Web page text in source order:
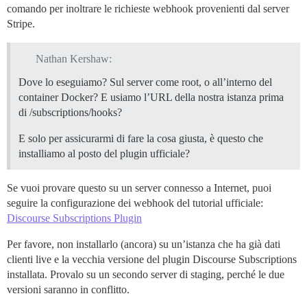
comando per inoltrare le richieste webhook provenienti dal server
Stripe.
Nathan Kershaw:
Dove lo eseguiamo? Sul server come root, o all’interno del
container Docker? E usiamo l’URL della nostra istanza prima
di /subscriptions/hooks?
E solo per assicurarmi di fare la cosa giusta, è questo che
installiamo al posto del plugin ufficiale?
Se vuoi provare questo su un server connesso a Internet, puoi
seguire la configurazione dei webhook del tutorial ufficiale:
Discourse Subscriptions Plugin
Per favore, non installarlo (ancora) su un’istanza che ha già dati
clienti live e la vecchia versione del plugin Discourse Subscriptions
installata. Provalo su un secondo server di staging, perché le due
versioni saranno in conflitto.